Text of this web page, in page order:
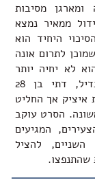
ומארגן מסיבות
כי גידול ממאיר נמצא
היחיד הוא
לתרום אונה
לא יחיה יותר
משנה. התורם נמצא בדמותו של יניב קנדיל, דתי בן 28
איציק אך החליט
הסרט עוקב
המגיעים
להציל
שהתנפצו.